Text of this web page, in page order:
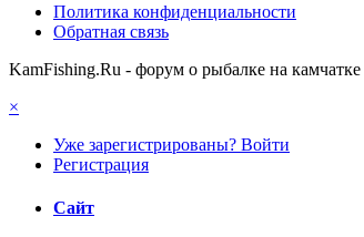
Политика конфиденциальности
Обратная связь
KamFishing.Ru - форум о рыбалке на камчатке
×
Уже зарегистрированы? Войти
Регистрация
Сайт